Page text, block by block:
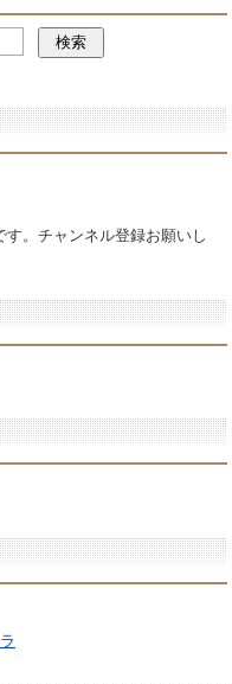
。チャンネル登録お願いし